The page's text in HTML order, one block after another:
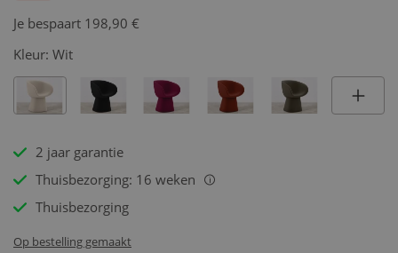
Je bespaart 198,90 €
Kleur: Wit
2 jaar garantie
Thuisbezorging: 16 weken
i
Thuisbezorging
Op bestelling gemaakt